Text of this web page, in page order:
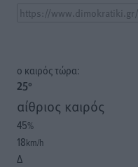
o καιρός τώρα:
25°
αίθριος καιρός
45%
18km/h
Δ